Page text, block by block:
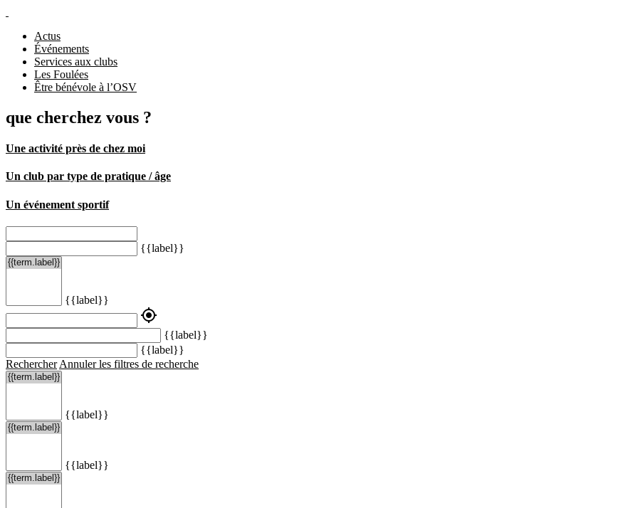
Actus
Événements
Services aux clubs
Les Foulées
Être bénévole à l’OSV
que cherchez vous ?
Une activité près de chez moi
Un club par type de pratique / âge
Un événement sportif
{{label}}
{{label}}
my_location
{{label}}
{{label}}
Rechercher Annuler les filtres de recherche
{{label}}
{{label}}